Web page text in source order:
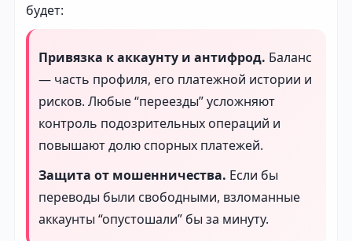
будет:
Привязка к аккаунту и антифрод. Баланс
— часть профиля, его платежной истории и
рисков. Любые “переезды” усложняют
контроль подозрительных операций и
повышают долю спорных платежей.
Защита от мошенничества. Если бы
переводы были свободными, взломанные
аккаунты “опустошали” бы за минуту.